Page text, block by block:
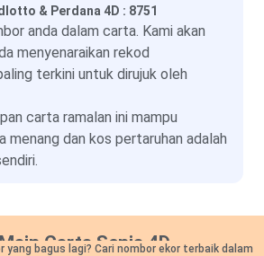
& Perdana 4D : 8751
anda dalam carta. Kami akan
menyenaraikan rekod
terkini untuk dirujuk oleh
carta ramalan ini mampu
menang dan kos pertaruhan adalah
Carta Senja 4D
yang bagus lagi? Cari nombor ekor terbaik dalam